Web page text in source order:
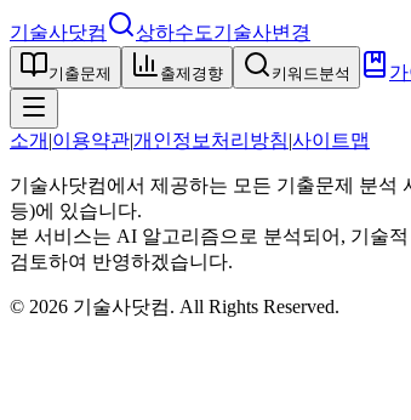
기술사닷컴 상하수도기술사변경
기출문제 출제경향 키워드분석
소개 |이용약관|개인정보처리방침|사이트맵
기술사닷컴에서 제공하는 모든 기출문제 분석
등)에 있습니다.
본 서비스는 AI 알고리즘으로 분석되어, 기술
검토하여 반영하겠습니다.
© 2026 기술사닷컴. All Rights Reserved.